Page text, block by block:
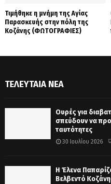
Τιμήθηκε η μνήμη της Αγίας
Παρασκευής στην πόλη της
Κοζάνης (ΦΩΤΟΓΡΑΦΙΕΣ)
ΤΕΛΕΥΤΑΊΑ ΝΈΑ
Ουρές για
σπεύδουν να
ταυτότητες
30 Ιουλίου 2026
Η Έλενα
Βελβεντό